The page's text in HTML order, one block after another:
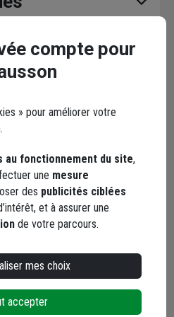
en
compte pour
» pour améliorer votre
au fonctionnement du site,
une mesure
des publicités ciblées
et à assurer une
de votre parcours.
mes choix
accepter